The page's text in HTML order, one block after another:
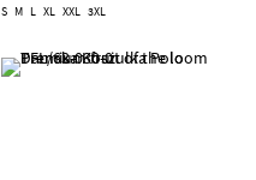
S M L XL XXL 3XL